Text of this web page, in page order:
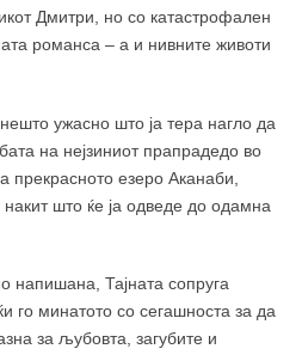
Дмитри, но со катастрофален
романса – а и нивните животи
ужасно што ја тера нагло да
на нејзиниот прапрадедо во
прекрасното езеро Аканаби,
што ќе ја одведе до одамна
напишана, Тајната сопруга
го минатото со сегашноста за да
за љубовта, загубите и